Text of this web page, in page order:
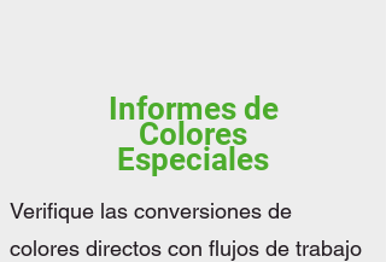
Informes de
Colores
Especiales
Verifique las conversiones de
colores directos con flujos de trabajo